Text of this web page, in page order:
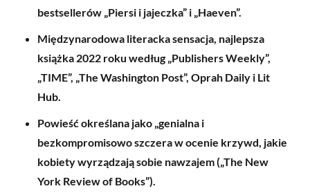
bestsellerów „Piersi i jajeczka” i „Haeven”.
Międzynarodowa literacka sensacja, najlepsza
książka 2022 roku według „Publishers Weekly”,
„TIME”, „The Washington Post”, Oprah Daily i Lit
Hub.
Powieść określana jako „genialna i
bezkompromisowo szczera w ocenie krzywd, jakie
kobiety wyrządzająsobie nawzajem („The New
York Review of Books”).